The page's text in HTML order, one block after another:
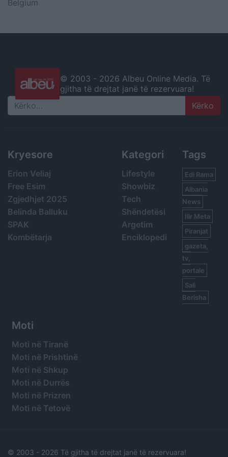
Belgium
© 2003 - 2026 Albeu Online Media. Të
gjitha të drejtat janë të rezervuara!
Search
Kryesore
Erion Veliaj
Free Esim
Zgjedhjet 2025
Belinda Balluku
SPAK
Kombëtarja
Kategori
Lifestyle
Showbiz
Tech
Shëndetësi
Argetim
Enciklopedi
Tags
Edi Rama
Albania
News
Ilir Meta
Piranjat
gazeta,
tv,
portale
Sali
Berisha
Moti
Moti në Tiranë
Moti në Prishtinë
Moti në Shkup
Moti në Durrës
Moti në Prizren
Moti në Tetovë
© 2003 - 2026 Të gjitha të drejtat janë të rezervuara!